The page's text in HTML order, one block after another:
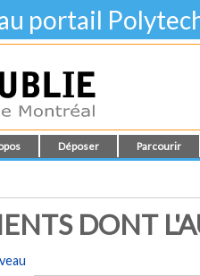
portail
Déposer Parcourir
DONT